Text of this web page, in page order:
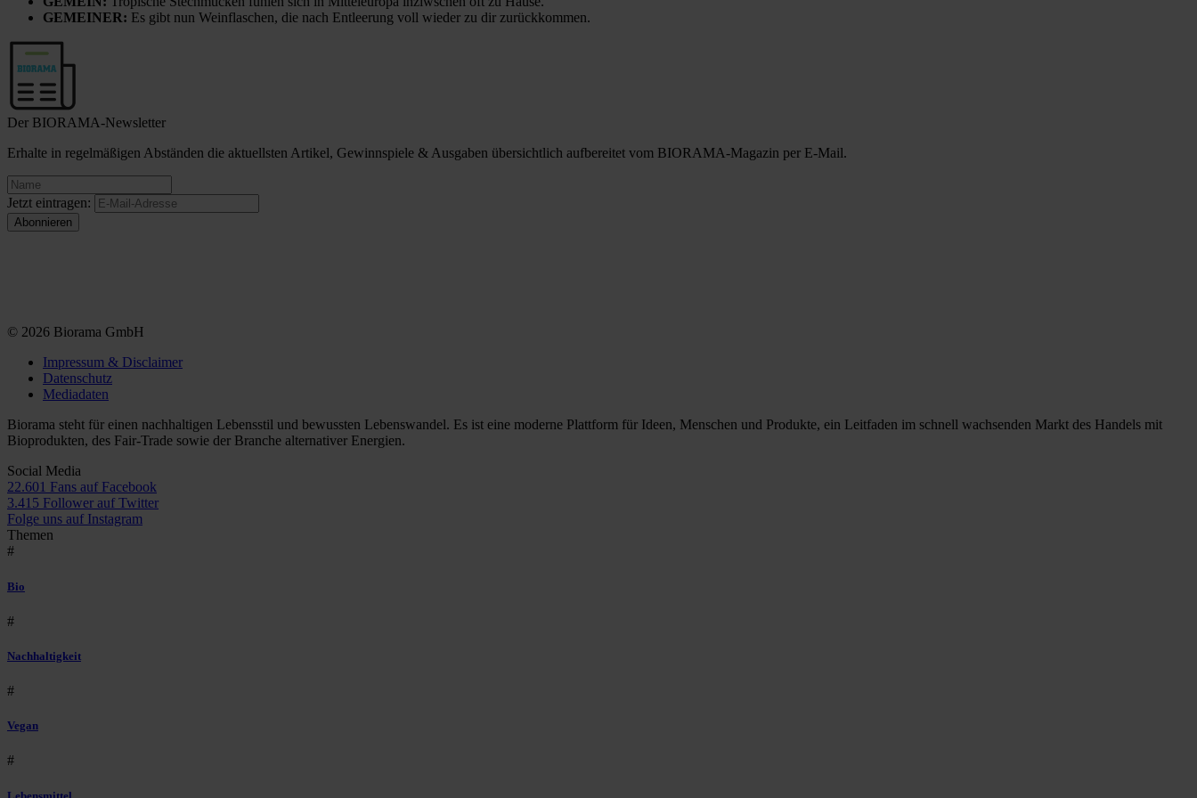
GEMEINER: Es gibt nun Weinflaschen, die nach Entleerung voll wieder zu dir zurückkommen.
Der BIORAMA-Newsletter
Erhalte in regelmäßigen Abständen die aktuellsten Artikel, Gewinnspiele & Ausgaben übersichtlich aufbereitet vom BIORAMA-Magazin per E-Mail.
Jetzt eintragen:
© 2026 Biorama GmbH
Impressum & Disclaimer
Datenschutz
Mediadaten
Biorama steht für einen nachhaltigen Lebensstil und bewussten Lebenswandel. Es ist eine moderne Plattform für Ideen, Menschen und Produkte, ein Leitfaden im schnell wachsenden Markt des Handels mit
Bioprodukten, des Fair-Trade sowie der Branche alternativer Energien.
Social Media
22.601 Fans auf Facebook
3.415 Follower auf Twitter
Folge uns auf Instagram
Themen
#
Bio
#
Nachhaltigkeit
#
Vegan
#